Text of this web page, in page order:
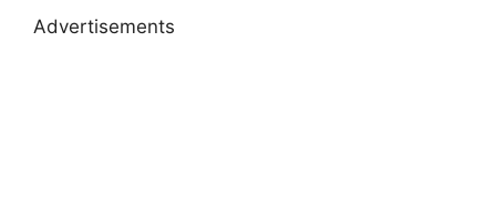
Advertisements